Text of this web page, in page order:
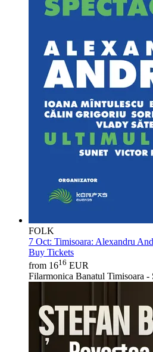
FOLK
7 Oct: Timisoara: Alexandru
Buy Tickets
from 1616 EUR
Filarmonica Banatul Timisoara -